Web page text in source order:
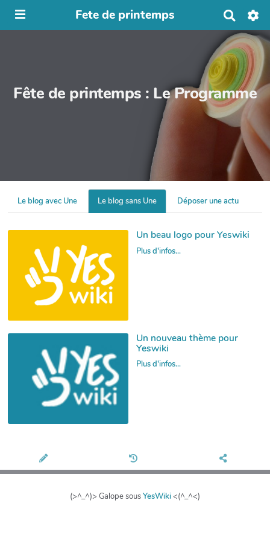
Fete de printemps
c
h
e
r
c
h
e
Fête de printemps : Le Programme
Le blog avec Une Le blog sans Une Déposer une actu
Un beau logo pour Yeswiki
Plus d'infos...
Un nouveau thème pour
Yeswiki
Plus d'infos...
(>^_^)> Galope sousYesWiki<(^_^<)